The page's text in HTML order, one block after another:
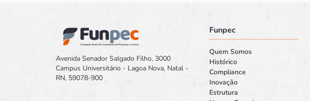
Avenida Senador Salgado Filho, 3000
Campus Universitário - Lagoa Nova, Natal -
RN, 59078-900
Funpec
Quem Somos
Histórico
Compliance
Inovação
Estrutura